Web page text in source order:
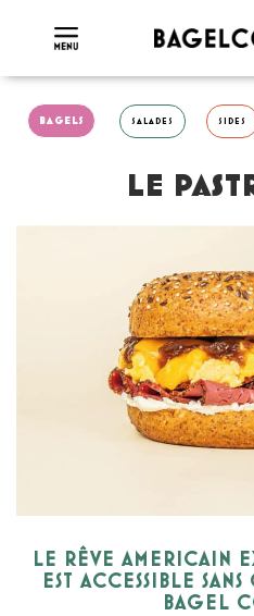
BAGELS SALADES SIDES
LE
LE RÊVE AMERICAIN
EST ACCESSIBLE
BAGEL